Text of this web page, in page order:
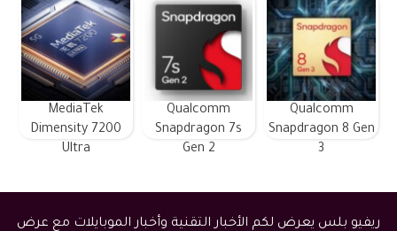
Qualcomm
Snapdragon 8 Gen
3
Qualcomm
Snapdragon 7s
Gen 2
MediaTek
Dimensity 7200
Ultra
ريفيو بلس يعرض لكم الأخبار التقنية وأخبار الموبايلات مع عرض